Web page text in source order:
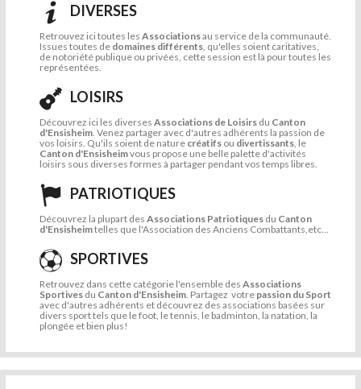
DIVERSES
Retrouvez ici toutes les Associationsau service de la communauté.
Issues toutes de domaines différents , qu'elles soient caritatives,
de notoriété publique ou privées, cette session est là pour toutes les
représentées.
LOISIRS
Découvrez ici les diverses Associations de Loisirs du Canton
d'Ensisheim . Venez partager avec d'autres adhérents la passion de
vos loisirs. Qu'ils soient de nature créatifs ou divertissants , le
Canton d'Ensisheimvous propose une belle palette d'activités
loisirs sous diverses formes à partager pendant vos temps libres.
PATRIOTIQUES
Découvrez la plupart des Associations Patriotiques du Canton
d'Ensisheimtelles que l'Association des Anciens Combattants,etc...
SPORTIVES
Retrouvez dans cette catégorie l'ensemble des Associations
Sportives du Canton d'Ensisheim . Partagez votre passion du Sport
avec d'autres adhérents et découvrez des associations basées sur
divers sport tels que le foot, le tennis, le badminton, la natation, la
plongée et bien plus!